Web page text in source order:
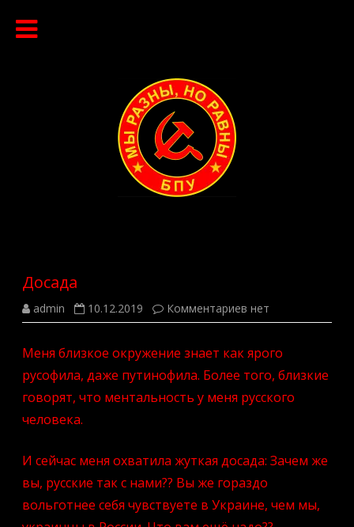
Досада
admin 10.12.2019 Комментариев к
записи
нет
Меня близкое окружение знает как ярого
русофила, даже путинофила. Более того, близкие
говорят, что ментальность у меня русского
человека.
И сейчас меня охватила жуткая досада: Зачем же
вы, русские так с нами?? Вы же гораздо
вольготнее себя чувствуете в Украине, чем мы,